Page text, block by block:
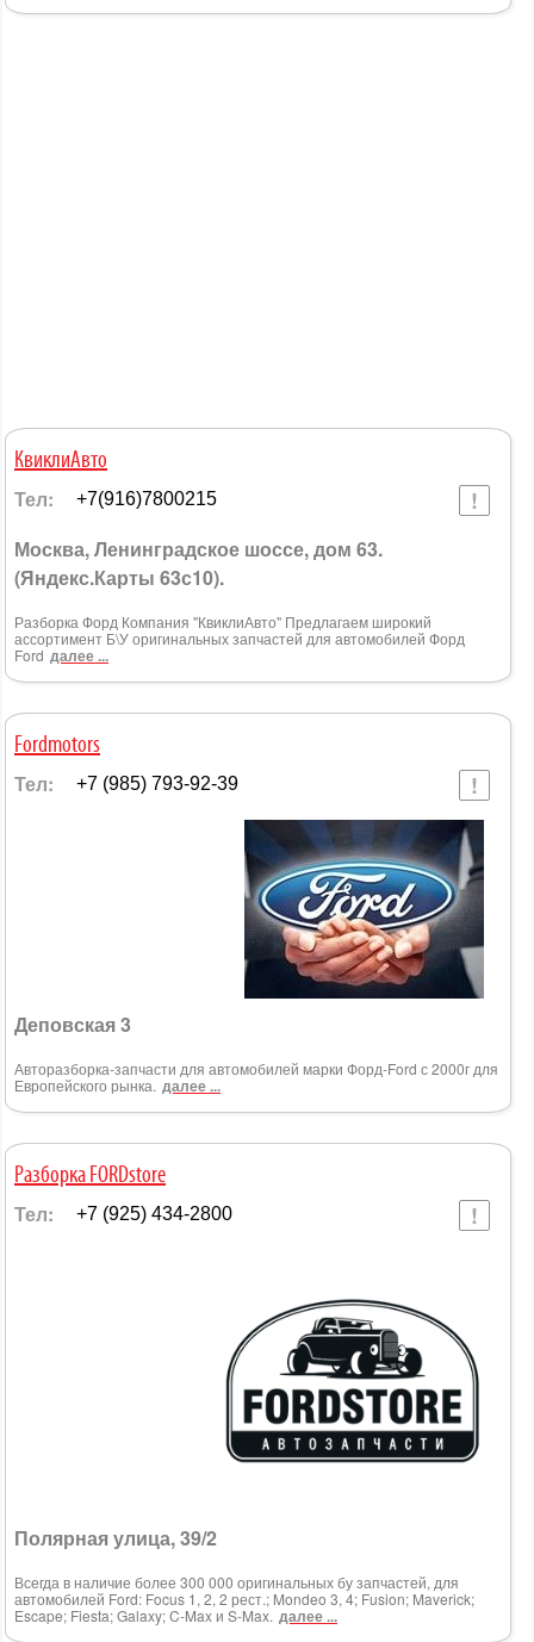
КвиклиАвто
Тел: +7(916)7800215
Москва, Ленинградское шоссе, дом 63.
(Яндекс.Карты 63с10).
Разборка Форд Компания "КвиклиАвто" Предлагаем широкий
ассортимент Б\У оригинальных запчастей для автомобилей Форд
Ford далее ...
Fordmotors
Тел: +7 (985) 793-92-39
Деповская 3
Авторазборка-запчасти для автомобилей марки Форд-Ford с 2000г для
Европейского рынка. далее ...
Разборка FORDstore
Тел: +7 (925) 434-2800
Полярная улица, 39/2
Всегда в наличие более 300 000 оригинальных бу запчастей, для
автомобилей Ford: Focus 1, 2, 2 рест.; Mondeo 3, 4; Fusion; Maverick;
Escape; Fiesta; Galaxy; C-Max и S-Max. далее ...